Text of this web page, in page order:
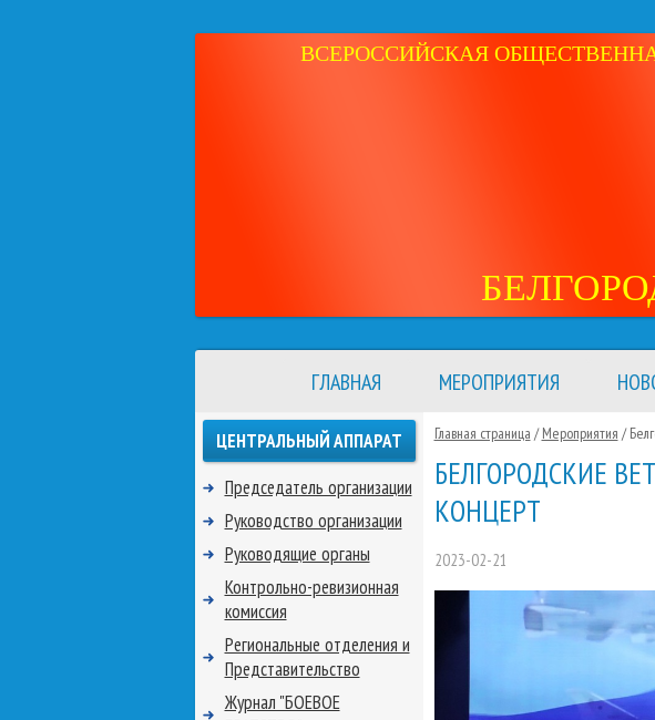
ВСЕРОССИЙСКАЯ
ГЛАВНАЯ МЕРОПРИЯТИЯ
Главная страница /Мероприятия /
БЕЛГОРОДСКИЕ
КОНЦЕРТ
2023-02-21
ЦЕНТРАЛЬНЫЙ АППАРАТ
Председатель организации
Руководство организации
Руководящие органы
Контрольно-ревизионная
комиссия
Региональные отделения и
Представительство
Журнал "БОЕВОЕ